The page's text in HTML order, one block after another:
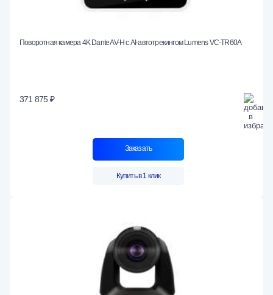
Поворотная камера 4K Dante AV-H с AI-автотрекингом Lumens VC-TR60A
371 875 ₽
Заказать
Купить в 1 клик